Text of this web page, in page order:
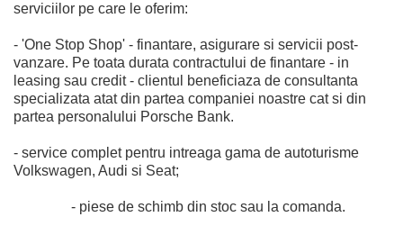
serviciilor pe care le oferim:
- 'One Stop Shop' - finantare, asigurare si servicii post-
vanzare. Pe toata durata contractului de finantare - in
leasing sau credit - clientul beneficiaza de consultanta
specializata atat din partea companiei noastre cat si din
partea personalului Porsche Bank.
- service complet pentru intreaga gama de autoturisme
Volkswagen, Audi si Seat;
- piese de schimb din stoc sau la comanda.